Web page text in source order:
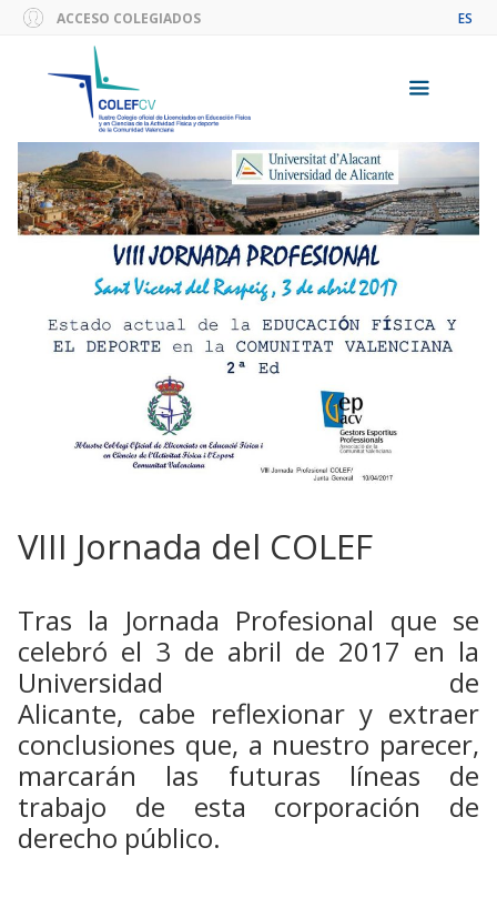
Saltar
contenido
ACCESO COLEGIADOS ES
Menú
VIII Jornada del COLEF
Tras la Jornada Profesional que se
celebró el 3 de abril de 2017 en la
Universidad de
Alicante, cabe reflexionar y extraer
conclusiones que, a nuestro parecer,
marcarán las futuras líneas de
trabajo de esta corporación de
derecho público.